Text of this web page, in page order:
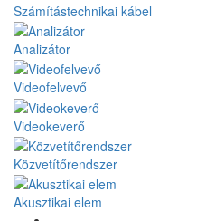
Számítástechnikai kábel
Analizátor
Videofelvevő
Videokeverő
Közvetítőrendszer
Akusztikai elem